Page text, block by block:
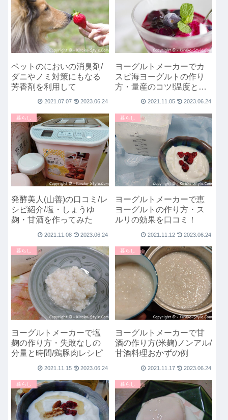
ペットのにおいの消臭剤/
ダニやノミ対策にもなる
芳香剤を利用して
2021.07.07 2023.06.24
ヨーグルトメーカーでカ
スピ海ヨーグルトの作り
方・量産のコツ!温度と時
2021.11.05 2023.06.24
暮らし
発酵美人(山善)の口コミ/レ
シピ紹介/塩・しょうゆ
麹・甘酒を作ってみた
2021.11.08 2023.06.24
暮らし
ヨーグルトメーカーで恵
ヨーグルトの作り方・ス
ルリの効果を口コミ！
2021.11.12 2023.06.24
暮らし
ヨーグルトメーカーで塩
麹の作り方・失敗なしの
分量と時間/鶏豚肉レシピ
2021.11.15 2023.06.24
暮らし
ヨーグルトメーカーで甘
酒の作り方(米麹)ノンアル/
甘酒料理おかずの例
2021.11.17 2023.06.24
暮らし 暮らし